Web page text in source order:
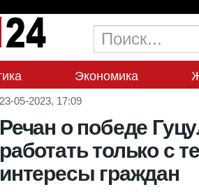
Экономика
23-05-2023, 17:09
Речан о победе
работать только с
интересы граждан